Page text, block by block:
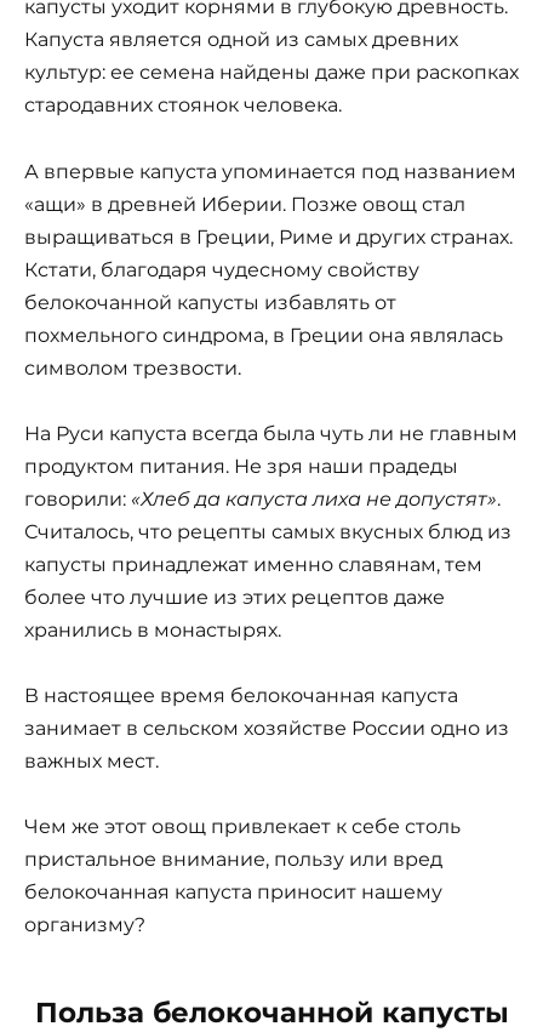
капусты уходит корнями в глубокую древность.
Капуста является одной из самых древних
культур: ее семена найдены даже при раскопках
стародавних стоянок человека.
А впервые капуста упоминается под названием
«ащи» в древней Иберии. Позже овощ стал
выращиваться в Греции, Риме и других странах.
Кстати, благодаря чудесному свойству
белокочанной капусты избавлять от
похмельного синдрома, в Греции она являлась
символом трезвости.
На Руси капуста всегда была чуть ли не главным
продуктом питания. Не зря наши прадеды
говорили: «Хлеб да капуста лиха не допустят».
Считалось, что рецепты самых вкусных блюд из
капусты принадлежат именно славянам, тем
более что лучшие из этих рецептов даже
хранились в монастырях.
В настоящее время белокочанная капуста
занимает в сельском хозяйстве России одно из
важных мест.
Чем же этот овощ привлекает к себе столь
пристальное внимание, пользу или вред
белокочанная капуста приносит нашему
организму?
Польза белокочанной капусты